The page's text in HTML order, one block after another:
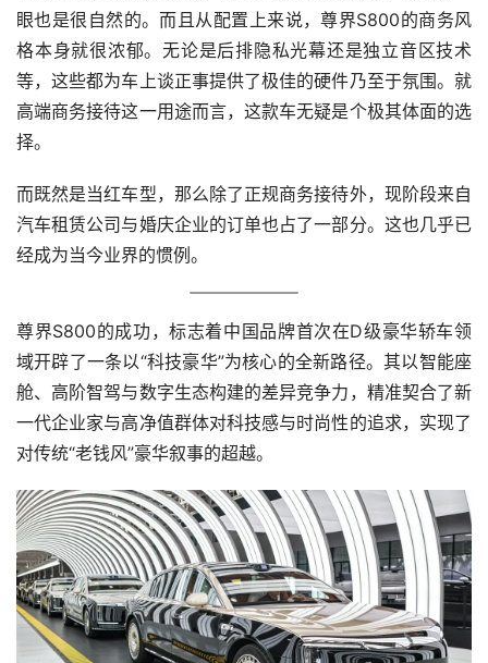
眼也是很自然的。而且从配置上来说，尊界S800的商务风
格本身就很浓郁。无论是后排隐私光幕还是独立音区技术
等，这些都为车上谈正事提供了极佳的硬件乃至于氛围。就
高端商务接待这一用途而言，这款车无疑是个极其体面的选
择。
而既然是当红车型，那么除了正规商务接待外，现阶段来自
汽车租赁公司与婚庆企业的订单也占了一部分。这也几乎已
经成为当今业界的惯例。
尊界S800的成功，标志着中国品牌首次在D级豪华轿车领
域开辟了一条以“科技豪华”为核心的全新路径。其以智能座
舱、高阶智驾与数字生态构建的差异竞争力，精准契合了新
一代企业家与高净值群体对科技感与时尚性的追求，实现了
对传统“老钱风”豪华叙事的超越。